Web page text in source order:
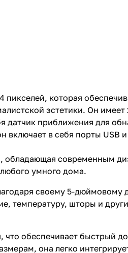
которая
эстетики. Он
датчик приближения для
включает в себя порты USB
обладающая современным
умного дома.
своему 5-дюймовому
температуру, шторы и
что обеспечивает быстрый
она легко